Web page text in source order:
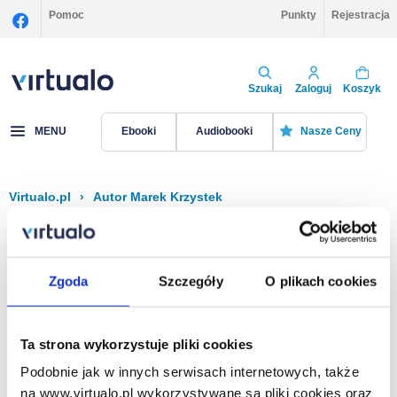
Zgoda Szczegóły O plikach cookies
Ta strona wykorzystuje pliki cookies
Podobnie jak w innych serwisach internetowych, także
na www.virtualo.pl wykorzystywane są pliki cookies oraz
Pomoc Punkty Rejestracja
Szukaj Zaloguj Koszyk
MENU Ebooki Audiobooki Nasze Ceny
Virtualo.pl › Autor Marek Krzystek
Filtruj Sortuj
Na stronie